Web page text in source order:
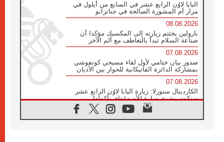
البابا لاوُن الرابع عشر في السابع من أيلول في
مزار أم المشورة الصالحة في جناتزانو
08.08.2026
بارولين يختتم زيارته إلى المكسيك مؤكدا أن
صناعة السلام تبدأ بالتعاطف مع ألم الآخر
07.08.2026
صدور بيان ختامي لأول لقاء مسيحي كونفوشي
بمشاركة الدائرة الفاتيكانية للحوار بين الأديان
07.08.2026
الكاردينال ستورلا: زيارة البابا لاوُن الرابع عشر
ستكون بشرى سارة للأوروغواي بأكملها
الفاتيكان يعلن برنامج الزيارة الرسولية للبابا لاوُن